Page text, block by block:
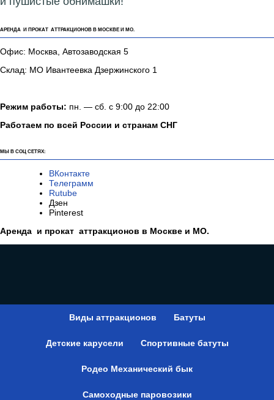
АРЕНДА И ПРОКАТ АТТРАКЦИОНОВ В МОСКВЕ И МО.
Офис: Москва, Автозаводская 5
Склад: МО Ивантеевка Дзержинского 1
Режим работы: пн. — сб. с 9:00 до 22:00
Работаем по всей России и странам СНГ
МЫ В СОЦ СЕТЯХ:
ВКонтакте
Телеграмм
Rutube
Дзен
Pinterest
Аренда и прокат аттракционов в Москве и МО.
Виды аттракционов Батуты
Детские карусели Спортивные батуты
Родео Механический бык
Самоходные паровозики